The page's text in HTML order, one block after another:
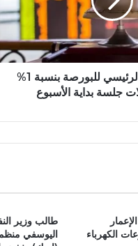
ارتفاع المؤشر الرئيسي للبورصة بنسبة 1%
جلسة بداية الأسبوع
الكهرباء
طالب وزير
اليوسفي